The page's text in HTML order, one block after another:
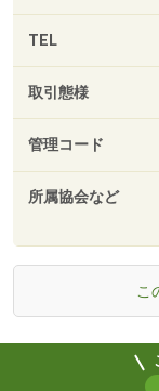
TEL
取引態様
管理コード
所属協会など
こ